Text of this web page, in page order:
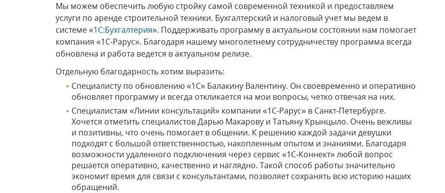
Мы можем обеспечить любую стройку самой современной техникой и предоставляем
услуги по аренде строительной техники. Бухгалтерский и налоговый учет мы ведем в
системе «1С:Бухгалтерия». Поддерживать программу в актуальном состоянии нам помогает
компания «1С‑Рарус». Благодаря нашему многолетнему сотрудничеству программа всегда
обновлена и работа ведется в актуальном релизе.
Отдельную благодарность хотим выразить:
Специалисту по обновлению «1С» Балакину Валентину. Он своевременно и оперативно
обновляет программу и всегда откликается на мои вопросы, четко отвечая на них.
Специалистам «Линии консультаций» компании «1С‑Рарус» в Санкт‑Петербурге.
Хочется отметить специалистов Дарью Макарову и Татьяну Крынцыло. Очень вежливы
и позитивны, что очень помогает в общении. К решению каждой задачи девушки
подходят с большой ответственностью, накопленным опытом и знаниями. Благодаря
возможности удаленного подключения через сервис «1С‑Коннект» любой вопрос
решается оперативно, качественно и наглядно. Такой способ работы значительно
экономит время для связи с консультантами, позволяет сохранять всю историю наших
обращений.